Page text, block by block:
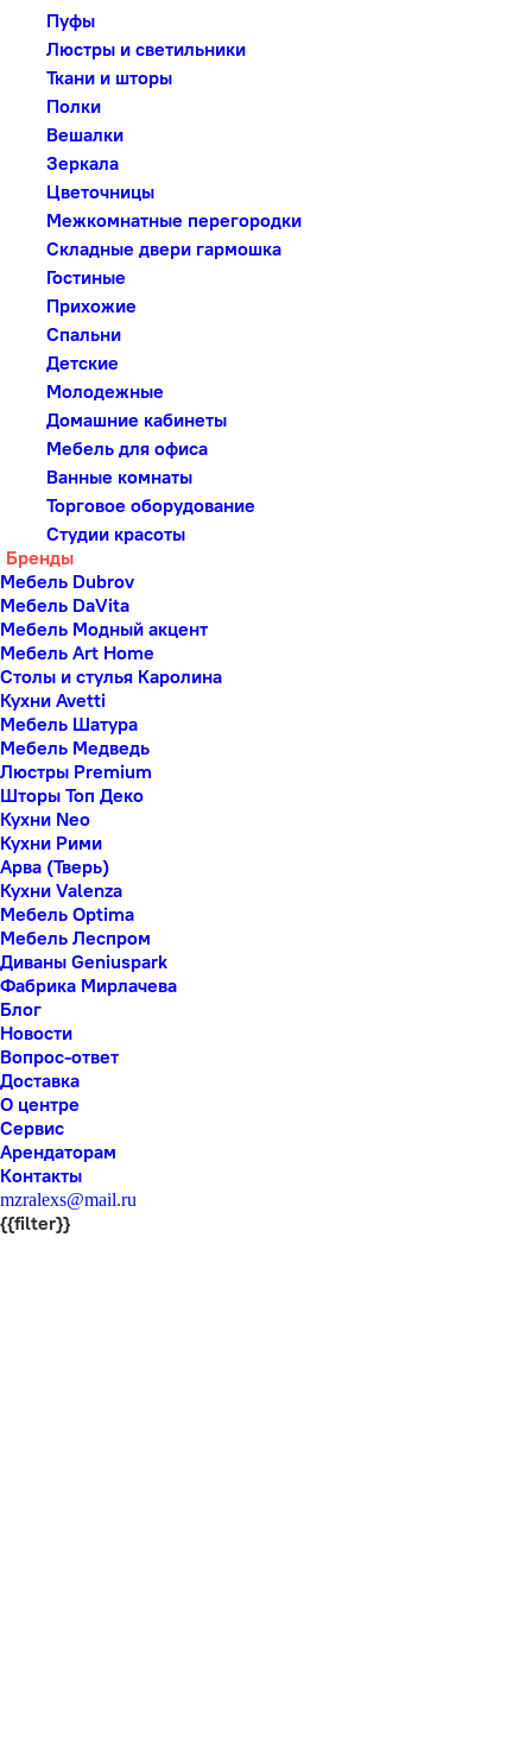
Пуфы
Люстры и светильники
Ткани и шторы
Полки
Вешалки
Зеркала
Цветочницы
Межкомнатные перегородки
Складные двери гармошка
Гостиные
Прихожие
Спальни
Детские
Молодежные
Домашние кабинеты
Мебель для офиса
Ванные комнаты
Торговое оборудование
Студии красоты
Бренды
Мебель Dubrov
Мебель DaVita
Мебель Модный акцент
Мебель Art Home
Столы и стулья Каролина
Кухни Avetti
Мебель Шатура
Мебель Медведь
Люстры Premium
Шторы Топ Деко
Кухни Neo
Кухни Рими
Арва (Тверь)
Кухни Valenza
Мебель Optima
Мебель Леспром
Диваны Geniuspark
Фабрика Мирлачева
Блог
Новости
Вопрос-ответ
Доставка
О центре
Сервис
Арендаторам
Контакты
mzralexs@mail.ru
{{filter}}